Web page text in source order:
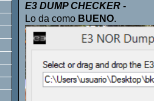
E3 DUMP CHECKER -
Lo da como BUENO.